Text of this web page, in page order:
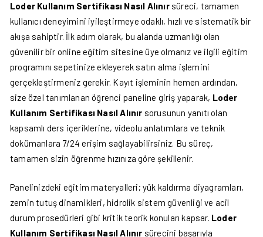
Loder Kullanım Sertifikası Nasıl Alınırsüreci, tamamen
kullanıcı deneyimini iyileştirmeye odaklı, hızlı ve sistematik bir
akışa sahiptir. İlk adım olarak, bu alanda uzmanlığı olan
güvenilir bir online eğitim sitesine üye olmanız ve ilgili eğitim
programını sepetinize ekleyerek satın alma işlemini
gerçekleştirmeniz gerekir. Kayıt işleminin hemen ardından,
size özel tanımlanan öğrenci paneline giriş yaparak, Loder
Kullanım Sertifikası Nasıl Alınır sorusunun yanıtı olan
kapsamlı ders içeriklerine, videolu anlatımlara ve teknik
dokümanlara 7/24 erişim sağlayabilirsiniz. Bu süreç,
tamamen sizin öğrenme hızınıza göre şekillenir.
Panelinizdeki eğitim materyalleri; yük kaldırma diyagramları,
zemin tutuş dinamikleri, hidrolik sistem güvenliği ve acil
durum prosedürleri gibi kritik teorik konuları kapsar. Loder
Kullanım Sertifikası Nasıl Alınır sürecini başarıyla